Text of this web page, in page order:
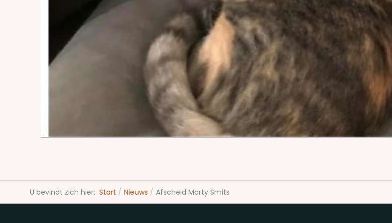
U bevindt zich hier: Start Nieuws Afscheid Marty Smits